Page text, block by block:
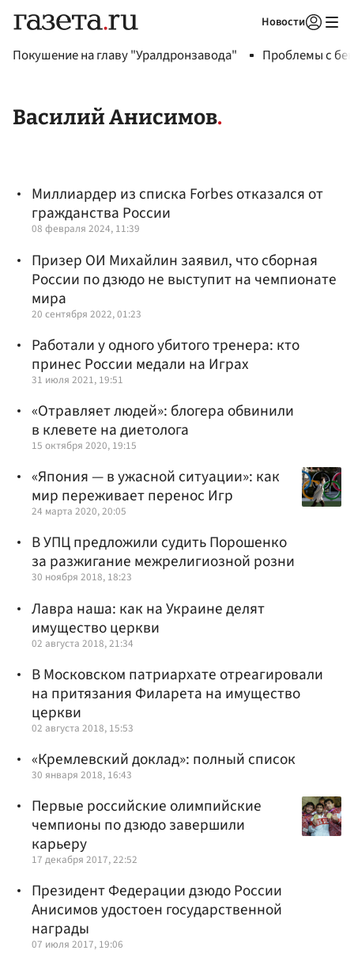
Новости
Покушение на главу "Уралдронзавода" Проблемы с
Василий Анисимов
Миллиардер из списка Forbes отказался от
гражданства России
08 февраля 2024, 11:39
Призер ОИ Михайлин заявил, что сборная
России по дзюдо не выступит на чемпионате
мира
20 сентября 2022, 01:23
Работали у одного убитого тренера: кто
принес России медали на Играх
31 июля 2021, 19:51
«Отравляет людей»: блогера обвинили
в клевете на диетолога
15 октября 2020, 19:15
«Япония — в ужасной ситуации»: как
мир переживает перенос Игр
24 марта 2020, 20:05
В УПЦ предложили судить Порошенко
за разжигание межрелигиозной розни
30 ноября 2018, 18:23
Лавра наша: как на Украине делят
имущество церкви
02 августа 2018, 21:34
В Московском патриархате отреагировали
на притязания Филарета на имущество
церкви
02 августа 2018, 15:53
«Кремлевский доклад»: полный список
30 января 2018, 16:43
Первые российские олимпийские
чемпионы по дзюдо завершили
карьеру
17 декабря 2017, 22:52
Президент Федерации дзюдо России
Анисимов удостоен государственной
награды
07 июля 2017, 19:06